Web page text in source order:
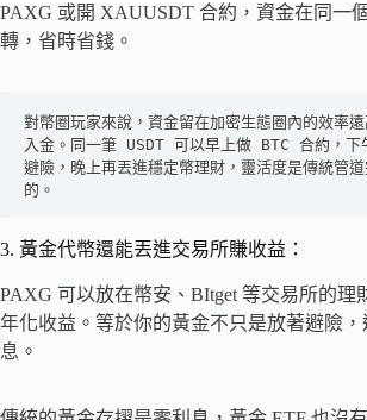
PAXG 或開 XAUUSDT 合約，資金在同一
轉，省時省錢。
對幣圈玩家來說，資金留在加密生態圈內的效率
入金。同一筆 USDT 可以早上做 BTC 合約，下
避險，晚上再丟進穩定幣理財，靈活度是傳統管
的。
3. 黃金代幣還能丟進交易所賺收益：
PAXG 可以放在幣安、BItget 等交易所的理
年化收益。等於你的黃金不只是放著避險，
息。